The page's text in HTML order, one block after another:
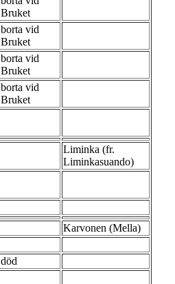
Bruket
borta vid
Bruket
borta vid
Bruket
borta vid
Bruket
Liminka (fr.
Liminkasuando)
Karvonen (Mella)
död